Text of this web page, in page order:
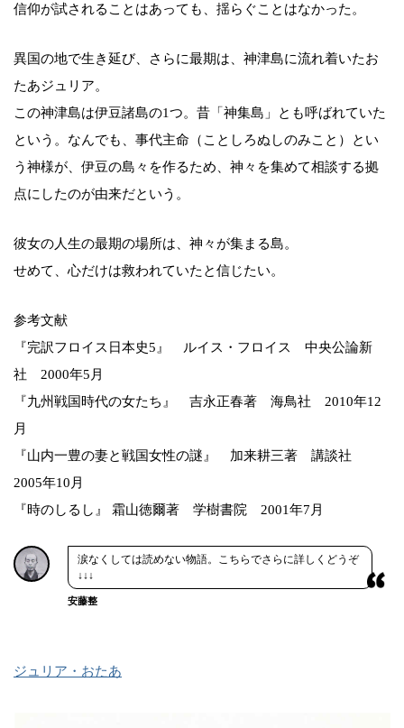
信仰が試されることはあっても、揺らぐことはなかった。
異国の地で生き延び、さらに最期は、神津島に流れ着いたお
たあジュリア。
この神津島は伊豆諸島の1つ。昔「神集島」とも呼ばれていた
という。なんでも、事代主命（ことしろぬしのみこと）とい
う神様が、伊豆の島々を作るため、神々を集めて相談する拠
点にしたのが由来だという。
彼女の人生の最期の場所は、神々が集まる島。
せめて、心だけは救われていたと信じたい。
参考文献
『完訳フロイス日本史5』 ルイス・フロイス 中央公論新
社 2000年5月
『九州戦国時代の女たち』 吉永正春著 海鳥社 2010年12
月
『山内一豊の妻と戦国女性の謎』 加来耕三著 講談社
2005年10月
『時のしるし』 霜山徳爾著 学樹書院 2001年7月
涙なくしては読めない物語。こちらでさらに詳しくどうぞ
↓↓↓
安藤整
ジュリア・おたあ